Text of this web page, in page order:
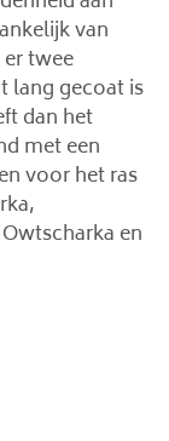
van
twee
lang gecoat is
dan het
met een
voor het ras
en